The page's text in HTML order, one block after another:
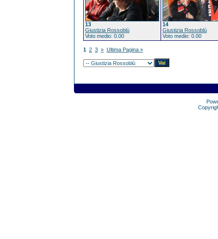
13
Giustizia Rossoblù
Voto medio: 0.00
14
Giustizia Rossoblù
Voto medio: 0.00
1 2 3 » Ultima Pagina »